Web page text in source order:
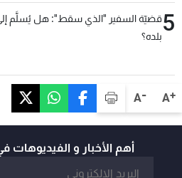
A+
A-
5قضيّة السفير "الذي سقط": هل يُسلَّم
بلده؟
أهم الأخبار و الفيديوهات